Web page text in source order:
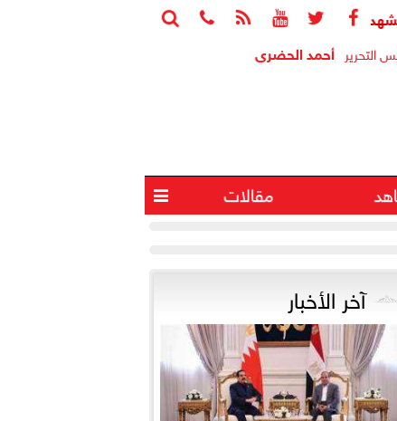






تأسيس شركة ”مواصلات مدن مصر” لتشغيل النقل الذكي
التحرير أحمد الحضرى
مقالات 
آخر الأخبار